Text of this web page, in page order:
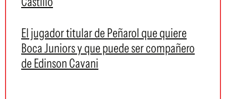
El jugador titular de Peñarol que quiere
Boca Juniors y que puede ser compañero
de Edinson Cavani